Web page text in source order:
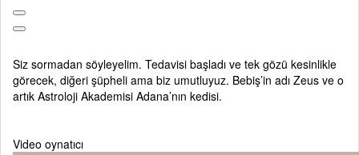
Siz sormadan söyleyelim. Tedavisi başladı ve tek gözü kesinlikle
görecek, diğeri şüpheli ama biz umutluyuz. Bebiş’in adı Zeus ve o
artık Astroloji Akademisi Adana’nın kedisi.
Video oynatıcı